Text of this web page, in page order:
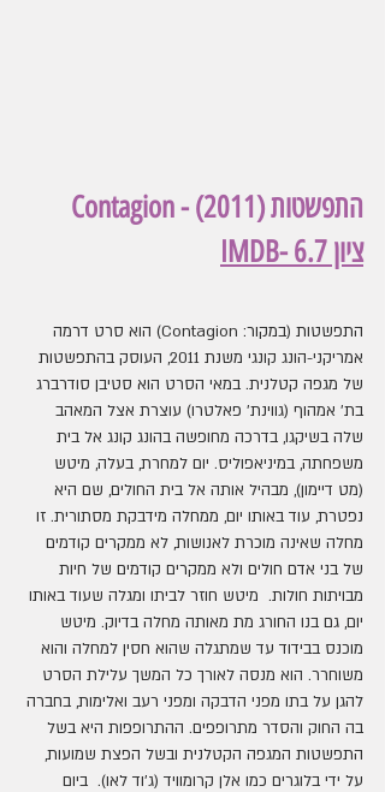
התפשטות (2011) - Contagion
ציון IMDB- 6.7
התפשטות (במקור: Contagion) הוא סרט דרמה
אמריקני-הונג קונגי משנת 2011, העוסק בהתפשטות
של מגפה קטלנית. במאי הסרט הוא סטיבן סודרברג
בת' אמהוף (גווינת' פאלטרו) עוצרת אצל המאהב
שלה בשיקגו, בדרכה מחופשה בהונג קונג אל בית
משפחתה, במיניאפוליס. יום למחרת, בעלה, מיטש
(מט דיימון), מבהיל אותה אל בית החולים, שם היא
נפטרת, עוד באותו יום, ממחלה מידבקת מסתורית. זו
מחלה שאינה מוכרת לאנושות, לא ממקרים קודמים
של בני אדם חולים ולא ממקרים קודמים של חיות
מבויתות חולות.  מיטש חוזר לביתו ומגלה שעוד באותו
יום, גם בנו החורג מת מאותה מחלה בדיוק. מיטש
מוכנס בבידוד עד שמתגלה שהוא חסין למחלה והוא
משוחרר. הוא מנסה לאורך כל המשך עלילת הסרט
להגן על בתו מפני הדבקה ומפני רעב ואלימות, בחברה
בה החוק והסדר מתרופפים. ההתרופפות היא בשל
התפשטות המגפה הקטלנית ובשל הפצת שמועות,
על ידי בלוגרים כמו אלן קרומוויד (ג'וד לאו).  ביום